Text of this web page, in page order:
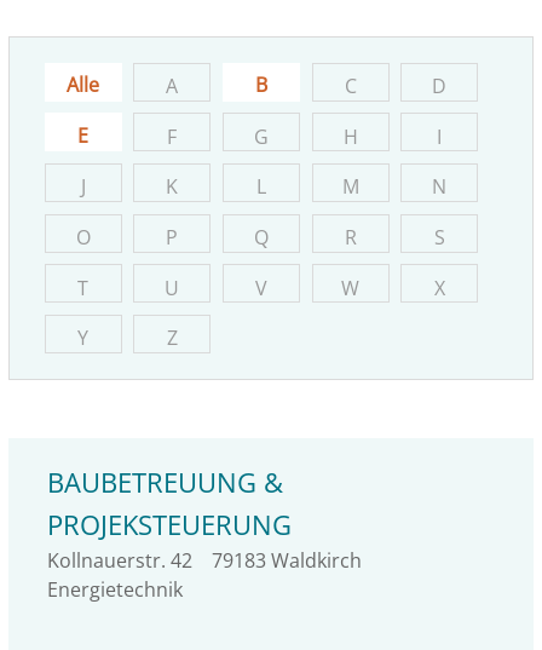
Alle A B C
D
E
F G H
I
J
K L M
N
O
P Q R
S
T
U V W
X
Y
Z
BAUBETREUUNG &
PROJEKSTEUERUNG
Kollnauerstr. 42 79183Waldkirch
Energietechnik